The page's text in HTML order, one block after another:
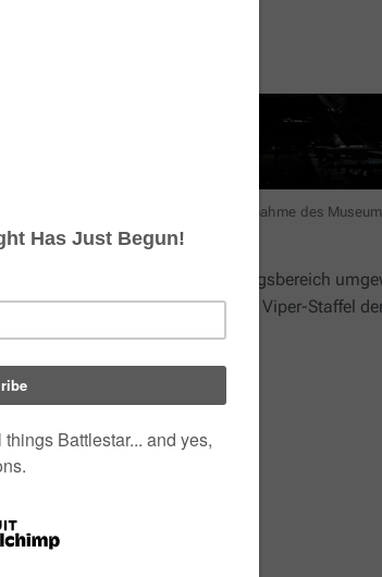
Panoramaaufnahme des
und als
wurde unter
und einen Erholungsbereich
der letzten noch aktiven Viper-Staffel
Dazu gehören: